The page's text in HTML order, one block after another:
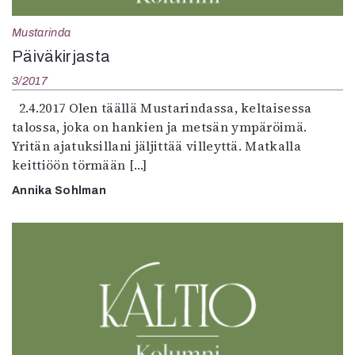
Mustarinda
Päiväkirjasta
3/2017
2.4.2017 Olen täällä Mustarindassa, keltaisessa
talossa, joka on hankien ja metsän ympäröimä.
Yritän ajatuksillani jäljittää villeyttä. Matkalla
keittiöön törmään […]
Annika Sohlman